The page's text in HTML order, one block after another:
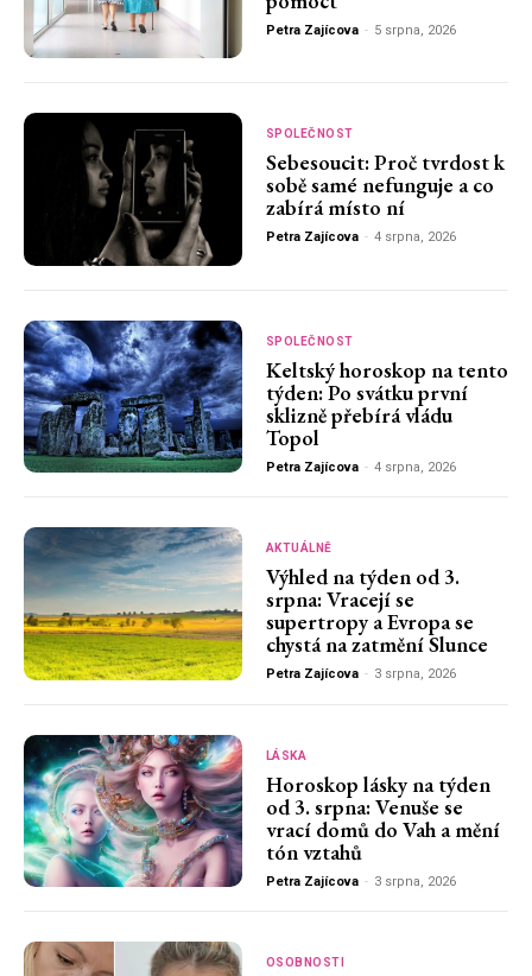
Petra Zajícova - 5 srpna, 2026
SPOLEČNOST
Sebesoucit: Proč tvrdost k
sobě samé nefunguje a co
zabírá místo ní
Petra Zajícova - 4 srpna, 2026
SPOLEČNOST
Keltský horoskop na tento
týden: Po svátku první
sklizně přebírá vládu
Topol
Petra Zajícova - 4 srpna, 2026
AKTUÁLNĚ
Výhled na týden od 3.
srpna: Vracejí se
supertropy a Evropa se
chystá na zatmění Slunce
Petra Zajícova - 3 srpna, 2026
LÁSKA
Horoskop lásky na týden
od 3. srpna: Venuše se
vrací domů do Vah a mění
tón vztahů
Petra Zajícova - 3 srpna, 2026
OSOBNOSTI